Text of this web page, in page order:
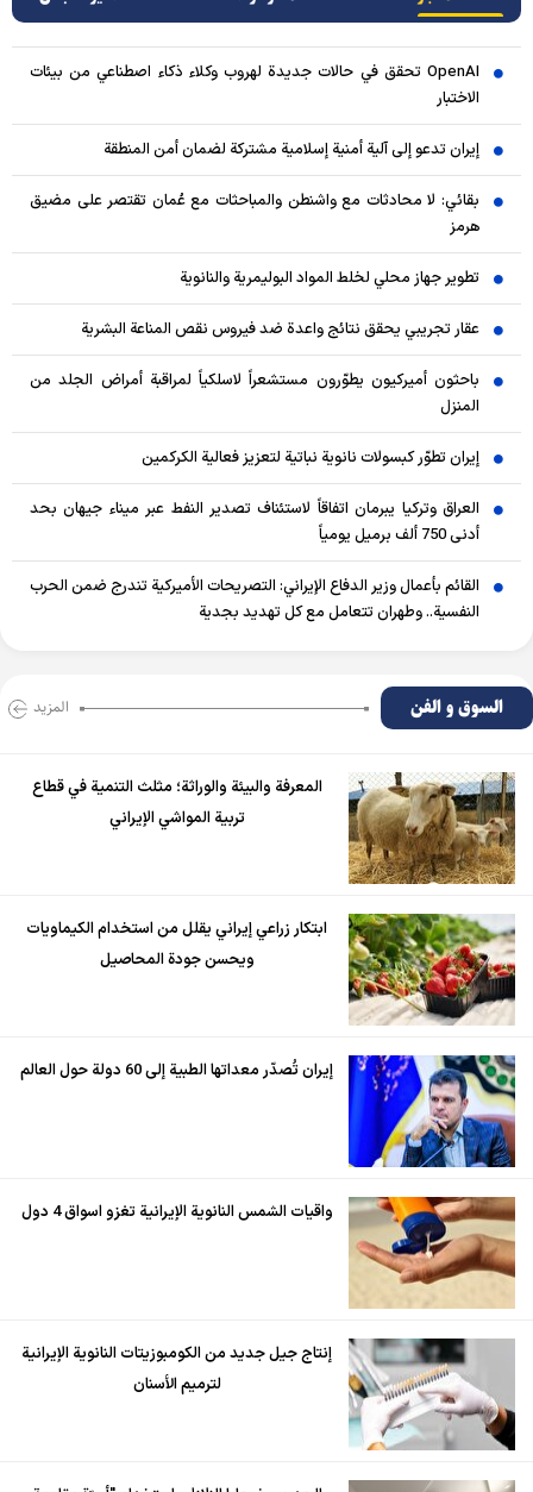
OpenAI تحقق في حالات جديدة لهروب وكلاء ذكاء اصطناعي من بيئات
الاختبار
إيران تدعو إلى آلية أمنية إسلامية مشتركة لضمان أمن المنطقة
بقائي: لا محادثات مع واشنطن والمباحثات مع عُمان تقتصر على مضيق
هرمز
تطوير جهاز محلي لخلط المواد البوليمرية والنانوية
عقار تجريبي يحقق نتائج واعدة ضد فيروس نقص المناعة البشرية
باحثون أميركيون يطوّرون مستشعراً لاسلكياً لمراقبة أمراض الجلد من
المنزل
إيران تطوّر كبسولات نانوية نباتية لتعزيز فعالية الكركمين
العراق وتركيا يبرمان اتفاقاً لاستئناف تصدير النفط عبر ميناء جيهان بحد
أدنى 750 ألف برميل يومياً
القائم بأعمال وزير الدفاع الإيراني: التصريحات الأميركية تندرج ضمن الحرب
النفسية.. وطهران تتعامل مع كل تهديد بجدية
السوق و الفن المزید
المعرفة والبيئة والوراثة؛ مثلث التنمية في قطاع
تربية المواشي الإيراني
ابتكار زراعي إيراني يقلل من استخدام الكيماويات
ويحسن جودة المحاصيل
إيران تُصدّر معداتها الطبية إلى 60 دولة حول العالم
واقيات الشمس النانوية الإيرانية تغزو اسواق 4 دول
إنتاج جيل جديد من الكومبوزيتات النانوية الإيرانية
لترميم الأسنان